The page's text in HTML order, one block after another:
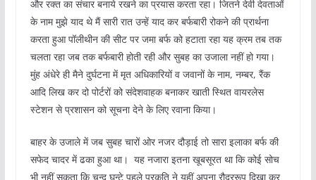
और रक्त का संचार बनाये रखने का प्रयास करता रहा। जितने देवी देवताओं
के नाम मुझे याद थे मैं सारी रात उन्हें याद कर बर्फबारी रोकने की प्रार्थना
करता हुआ पॉलीथीन की सीट पर जमा बर्फ को हटाता रहा यह क्रम तब तक
चलता रहा जब तक बर्फबारी होती रही और सुबह का उजाला नहीं हो गया।
मुंह अंधेरे ही मैने दुर्घटना में मृत अधिकारियों व जवानों के नाम, नम्‍बर, रैंक
आदि लिख कर दो पोर्टरों को संदेशवाहक बनाकर खाती स्थित वायरलेस
स्‍टेशन से प्रशासन को सूचना देने के लिए रवाना किया।
बाहर के उजाले में जब सुबह चारों ओर नजर दौड़ाई तो सारा इलाका बर्फ की
सफेद चादर में ढका हुआ था। यह नजारा इतना खूबसूरत था कि कोई सोच
भी नहीं सकता कि चन्द घन्टे पहले प्रकृति ने यहीं अपना रौद्ररूप दिखा कर